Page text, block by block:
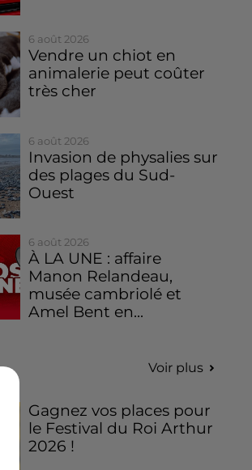
6 août 2026
Vendre un chiot en
animalerie peut coûter
très cher
6 août 2026
Invasion de physalies sur
des plages du Sud-
Ouest
6 août 2026
À LA UNE : affaire
Manon Relandeau,
musée cambriolé et
Amel Bent en...
Voir plus
Gagnez vos places pour
le Festival du Roi Arthur
2026 !